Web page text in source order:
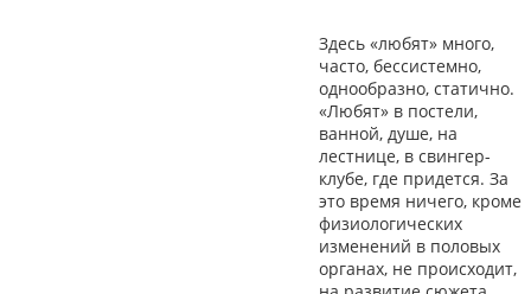
Здесь «любят» много,
часто, бессистемно,
однообразно, статично.
«Любят» в постели,
ванной, душе, на
лестнице, в свингер-
клубе, где придется. За
это время ничего, кроме
физиологических
изменений в половых
органах, не происходит,